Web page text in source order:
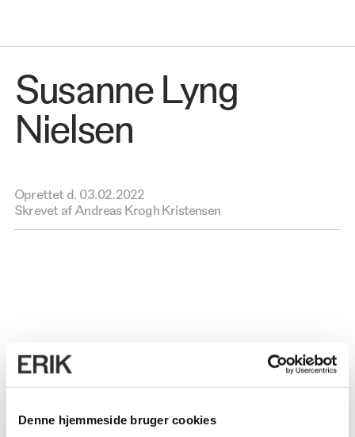
Denne hjemmeside bruger cookies
Susanne Lyng
Nielsen
Oprettet d. 03.02.2022
Skrevet af Andreas Krogh Kristensen